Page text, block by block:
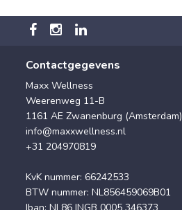
Contactgegevens
Maxx Wellness
Weerenweg 11-B
1161 AE Zwanenburg (Amsterdam)
info@maxxwellness.nl
+31 204970819
KvK nummer: 66242533
BTW nummer: NL856459069B01
Iban: NL86 INGB 0005 346373